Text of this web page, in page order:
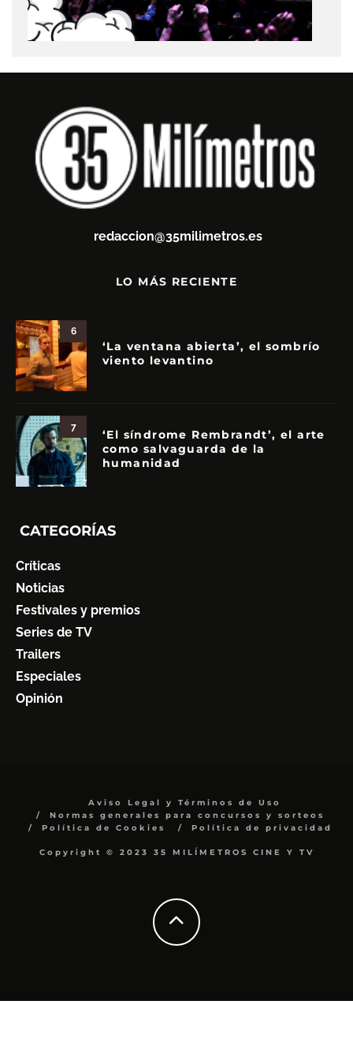
redaccion@35milimetros.es
LO MÁS RECIENTE
6
‘La ventana abierta’, el sombrío
viento levantino
7
‘El síndrome Rembrandt’, el arte
como salvaguarda de la
humanidad
CATEGORÍAS
Críticas
Noticias
Festivales y premios
Series de TV
Trailers
Especiales
Opinión
Aviso Legal y Términos de Uso
Normas generales para concursos y sorteos
Política de Cookies
Política de privacidad
Copyright © 2023 35 MILÍMETROS CINE Y TV